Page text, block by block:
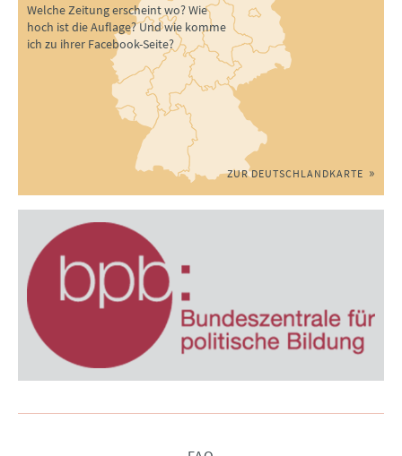
Welche Zeitung erscheint wo? Wie
hoch ist die Auflage? Und wie komme
ich zu ihrer Facebook-Seite?
ZUR DEUTSCHLANDKARTE